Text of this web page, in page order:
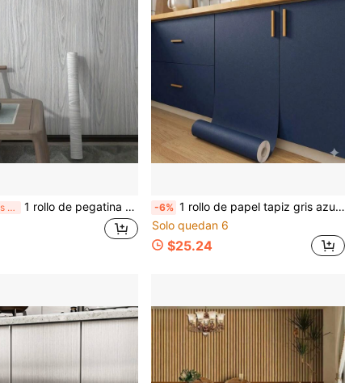
¡Últimos 3 días 1 rollo de pegatina autoadhesiva de grano de madera sintética premium gris, impermeable, papel tapiz removible de pelar y pegar, corte libre DIY, adecuado para decoración del hogar, renovación y transformación de muebles, decoración de paredes, pegatinas de encimeras, escritorios, gabinetes, estantes y otras superficies lisas -6% 1 rollo de papel tapiz gris azul mate para decoración de habitaciones, autoadhesivo y removible, papel de contacto vintage para gabinetes y cajones, pegatinas de pared para decoración de dormitorio, cocina y baño, impermeable
Solo quedan 6
$25.24